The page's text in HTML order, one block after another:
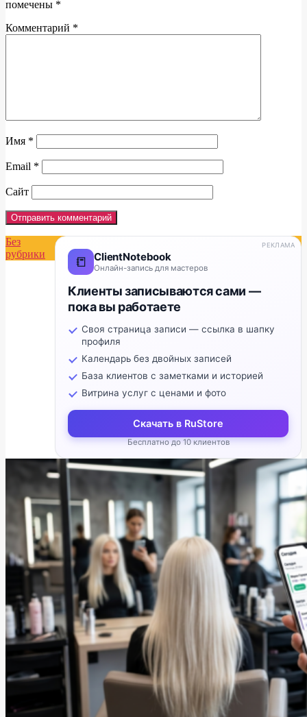
помечены *
Комментарий *
Имя *
Email *
Сайт
📒 ClientNotebook
Онлайн-запись для мастеров
Клиенты записываются сами —
пока вы работаете
Своя страница записи — ссылка в шапку
профиля
Календарь без двойных записей
База клиентов с заметками и историей
Витрина услуг с ценами и фото
Скачать в RuStore
Бесплатно до 10 клиентов
РЕКЛАМА
Без
рубрики